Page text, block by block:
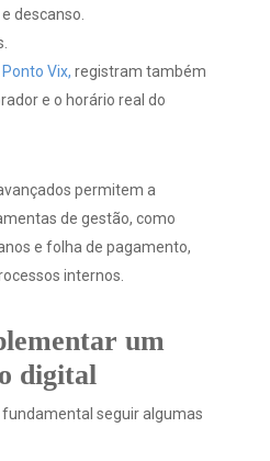
descanso.
Ponto Vix, registram também
e o horário real do
permitem a
de gestão, como
e folha de pagamento,
internos.
um
digital
fundamental seguir algumas